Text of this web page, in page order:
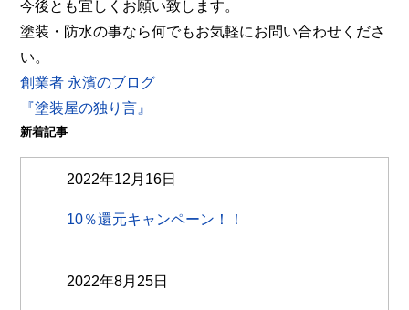
今後とも宜しくお願い致します。
塗装・防水の事なら何でもお気軽にお問い合わせくださ
い。
創業者 永濱のブログ
『塗装屋の独り言』
新着記事
2022年12月16日
10％還元キャンペーン！！
2022年8月25日